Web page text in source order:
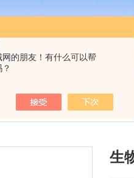
网的朋友！有什么可以帮
产品展示> 海尔冰箱系列
生